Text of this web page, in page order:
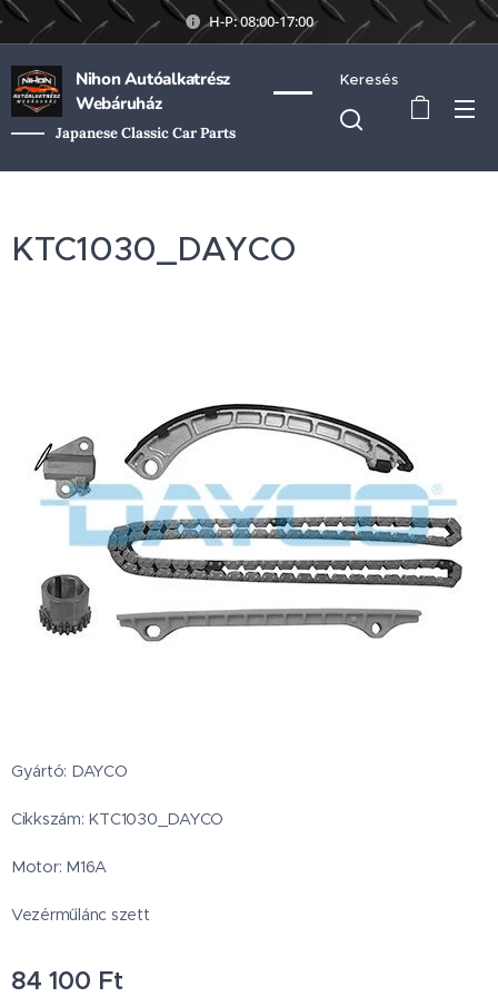
H-P: 08:00-17:00
Nihon Autóalkatrész
Webáruház
Japanese Classic Car Parts
Keresés
KTC1030_DAYCO
Gyártó: DAYCO
Cikkszám: KTC1030_DAYCO
Motor: M16A
Vezérműlánc szett
84 100 Ft